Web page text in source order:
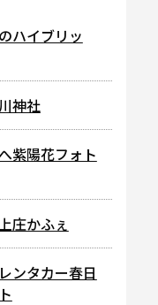
ハイブリッ
神社
紫陽花フォト
庄かふぇ
ンタカー春日